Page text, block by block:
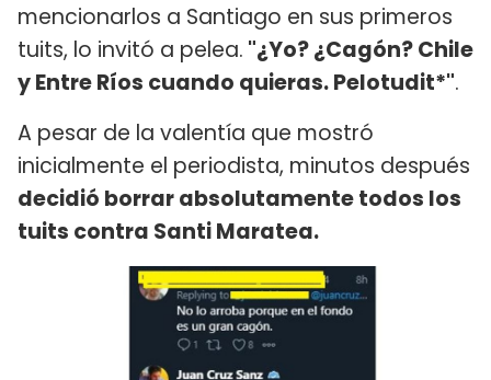
mencionarlos a Santiago en sus primeros
tuits, lo invitó a pelea. "¿Yo? ¿Cagón? Chile
y Entre Ríos cuando quieras. Pelotudit*".
A pesar de la valentía que mostró
inicialmente el periodista, minutos después
decidió borrar absolutamente todos los
tuits contra Santi Maratea.